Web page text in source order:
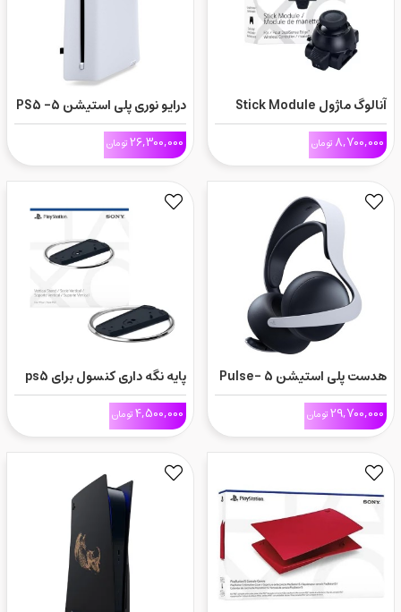
آنالوگ ماژول Stick Module
برای دسته DualSense Edge
8,700,000 تومان
درایو نوری پلی استیشن 5- PS5
Disc Drive
26,300,000تومان
هدست پلی استیشن 5 -Pulse
Elite
29,700,000تومان
پایه نگه داری کنسول برای ps5
اسلیم- Vertical Stand
4,500,000تومان